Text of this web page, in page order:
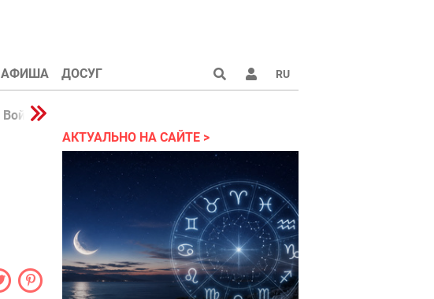
АФИША ДОСУГ RU
Война в Украине 2022
АКТУАЛЬНО НА САЙТЕ